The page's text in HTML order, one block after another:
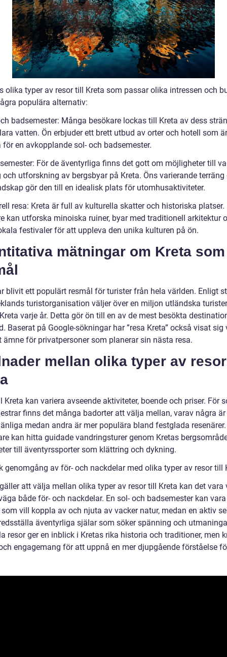
olika typer av resor till Kreta som passar olika intressen och
populära alternativ:
badsemester: Många besökare lockas till Kreta av dess
vatten. Ön erbjuder ett brett utbud av orter och hotell som är
för en avkopplande sol- och badsemester.
För de äventyrliga finns det gott om möjligheter till
utforskning av bergsbyar på Kreta. Öns varierande terräng
gör den till en idealisk plats för utomhusaktiviteter.
resa: Kreta är full av kulturella skatter och historiska platser.
kan utforska minoiska ruiner, byar med traditionell arkitektur
festivaler för att uppleva den unika kulturen på ön.
mätningar om Kreta som
blivit ett populärt resmål för turister från hela världen. Enligt
turistorganisation väljer över en miljon utländska
varje år. Detta gör ön till en av de mest besökta
Baserat på Google-sökningar har ”resa Kreta” också visat sig
ämne för privatpersoner som planerar sin nästa resa.
mellan olika typer av
Kreta kan variera avseende aktiviteter, boende och priser. För
finns det många badorter att välja mellan, varav några är
medan andra är mer populära bland festglada
kan hitta guidade vandringsturer genom Kretas
till äventyrssporter som klättring och dykning.
genomgång av för- och nackdelar med olika typer av resor till
att välja mellan olika typer av resor till Kreta kan det vara
både för- och nackdelar. En sol- och badsemester kan
vill koppla av och njuta av vacker natur, medan en aktiv
äventyrliga själar som söker spänning och
resor ger en inblick i Kretas rika historia och traditioner, men
engagemang för att uppnå en mer djupgående förståelse